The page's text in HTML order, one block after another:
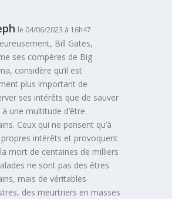
le 04/06/2023 à 16h47
Bill Gates,
ses compères de Big
considère qu’il est
plus important de
ses intérêts que de sauver
à une multitude d’être
Ceux qui ne pensent qu’à
propres intérêts et provoquent
mort de centaines de milliers
ne sont pas des êtres
mais de véritables
des meurtriers en masses